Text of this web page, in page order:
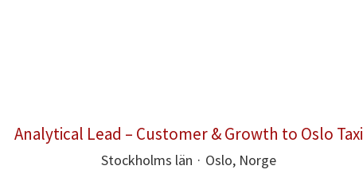
Analytical Lead – Customer & Growth to Oslo Taxi
Stockholms län · Oslo, Norge